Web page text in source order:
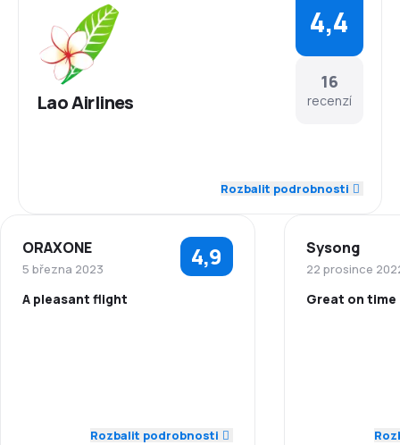
Lao Airlines
16
recenzí
4,4
Síť spojení 4,5
Ceny letenek 4,1
Rozbalit podrobnosti
ORAXONE
5 března 2023 4,9
A pleasant flight
Síť spojení 5,0
Rozbalit podrobnosti
Sysong
22 prosince
Great on time
Ceny letenek